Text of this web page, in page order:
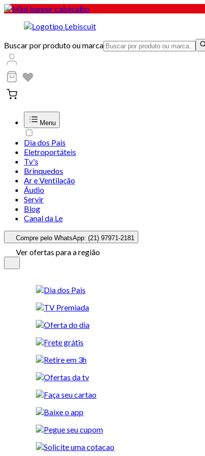
Buscar por produto ou marca
Menu
Dia dos Pais
Eletroportáteis
Tv's
Brinquedos
Ar e Ventilação
Áudio
Servir
Blog
Canal da Le
Compre pelo WhatsApp: (21) 97971-2181
Ver ofertas para a região